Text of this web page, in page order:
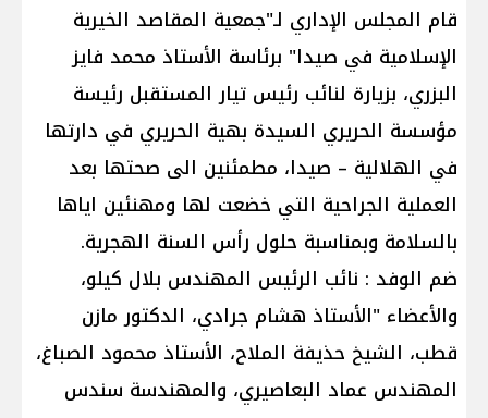
قام المجلس الإداري لـ"جمعية المقاصد الخيرية
الإسلامية في صيدا" برئاسة الأستاذ محمد فايز
البزري، بزيارة لنائب رئيس تيار المستقبل رئيسة
مؤسسة الحريري السيدة بهية الحريري في دارتها
في الهلالية – صيدا، مطمئنين الى صحتها بعد
العملية الجراحية التي خضعت لها ومهنئين اياها
بالسلامة وبمناسبة حلول رأس السنة الهجرية.
ضم الوفد : نائب الرئيس المهندس بلال كيلو،
والأعضاء "الأستاذ هشام جرادي، الدكتور مازن
قطب، الشيخ حذيفة الملاح، الأستاذ محمود الصباغ،
المهندس عماد البعاصيري، والمهندسة سندس